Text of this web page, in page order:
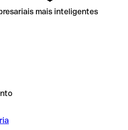
mais inteligentes